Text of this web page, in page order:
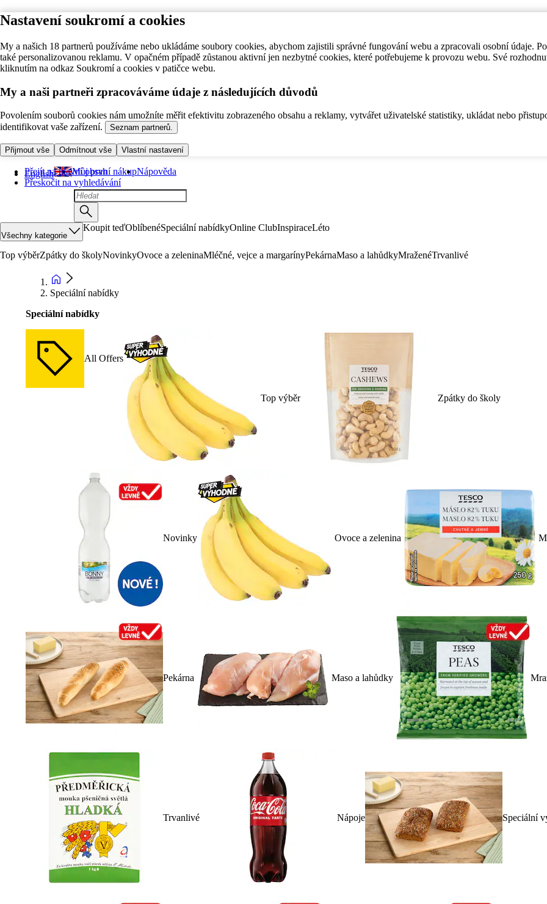
Nastavení soukromí a cookies
My a našich 18 partnerů používáme nebo ukládáme soubory cookies, abychom zajistili správné fungování webu a zpracovali osobní údaje.
také personalizovanou reklamu. V opačném případě zůstanou aktivní jen nezbytné cookies, které potřebujeme k provozu webu. Své
kliknutím na odkaz Soukromí a cookies v patičce webu.
My a naši partneři zpracováváme údaje z následujících důvodů
Povolením souborů cookies nám umožníte měřit efektivitu zobrazeného obsahu a reklamy, vytvářet uživatelské statistiky, ukládat nebo
identifikovat vaše zařízení.
Seznam partnerů.
Přijmout vše Odmítnout vše Vlastní nastavení
Přejít na hlavní obsah
Přeskočit na vyhledávání
English Můj první nákupNápověda
Všechny kategorie
Koupit teďOblíbenéSpeciální nabídkyOnline ClubInspiraceLéto
Top výběrZpátky do školyNovinkyOvoce a zeleninaMléčné, vejce a margarínyPekárnaMaso a lahůdkyMraženéTrvanlivé
Speciální nabídky
Speciální nabídky
All Offers
Top výběr Zpátky do školy
Novinky Ovoce a zelenina
Pekárna Maso a lahůdky
Trvanlivé Nápoje Speciální